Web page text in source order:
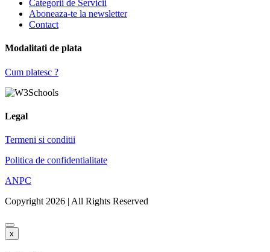
Categorii de Servicii
Aboneaza-te la newsletter
Contact
Modalitati de plata
Cum platesc ?
Legal
Termeni si conditii
Politica de confidentialitate
ANPC
Copyright 2026 | All Rights Reserved
x